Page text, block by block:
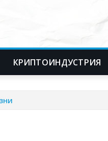
КРИПТОИНДУСТРИЯ